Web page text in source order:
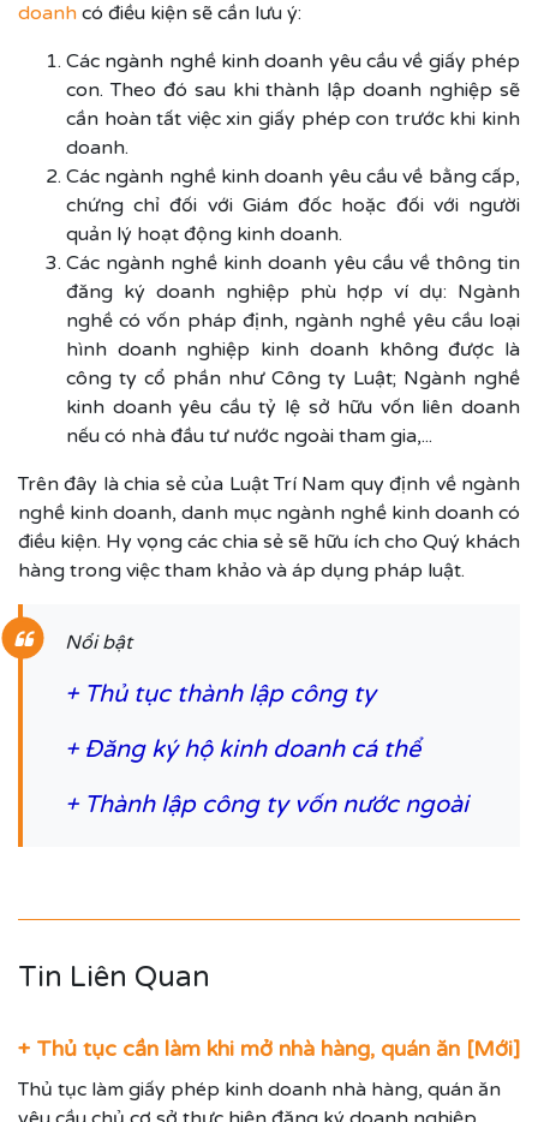
doanh có điều kiện sẽ cần lưu ý:
Các ngành nghề kinh doanh yêu cầu về giấy phép
con. Theo đó sau khi thành lập doanh nghiệp sẽ
cần hoàn tất việc xin giấy phép con trước khi kinh
doanh.
Các ngành nghề kinh doanh yêu cầu về bằng cấp,
chứng chỉ đối với Giám đốc hoặc đối với người
quản lý hoạt động kinh doanh.
Các ngành nghề kinh doanh yêu cầu về thông tin
đăng ký doanh nghiệp phù hợp ví dụ: Ngành
nghề có vốn pháp định, ngành nghề yêu cầu loại
hình doanh nghiệp kinh doanh không được là
công ty cổ phần như Công ty Luật; Ngành nghề
kinh doanh yêu cầu tỷ lệ sở hữu vốn liên doanh
nếu có nhà đầu tư nước ngoài tham gia,...
Trên đây là chia sẻ của Luật Trí Nam quy định về ngành
nghề kinh doanh, danh mục ngành nghề kinh doanh có
điều kiện. Hy vọng các chia sẻ sẽ hữu ích cho Quý khách
hàng trong việc tham khảo và áp dụng pháp luật.
Nổi bật
+ Thủ tục thành lập công ty
+ Đăng ký hộ kinh doanh cá thể
+ Thành lập công ty vốn nước ngoài
Tin Liên Quan
+ Thủ tục cần làm khi mở nhà hàng, quán ăn [Mới]
Thủ tục làm giấy phép kinh doanh nhà hàng, quán ăn